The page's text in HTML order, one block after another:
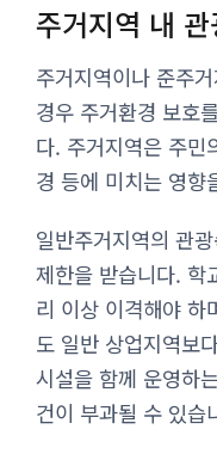
주거지역 내
주거지역이나 준주
경우 주거환경 보호
다. 주거지역은 주민
경 등에 미치는 영향
일반주거지역의 관
제한을 받습니다. 학
리 이상 이격해야 하
도 일반 상업지역보
시설을 함께 운영하
건이 부과될 수 있습